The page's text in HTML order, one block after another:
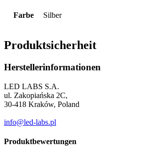
Farbe Silber
Produktsicherheit
Herstellerinformationen
LED LABS S.A.
ul. Zakopiańska 2C,
30-418 Kraków, Poland
info@led-labs.pl
Produktbewertungen